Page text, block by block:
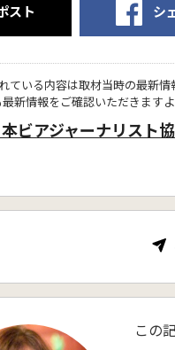
スト シ
ている内容は取材当時の最新
新情報をご確認いただきます
本ビアジャーナリスト
この